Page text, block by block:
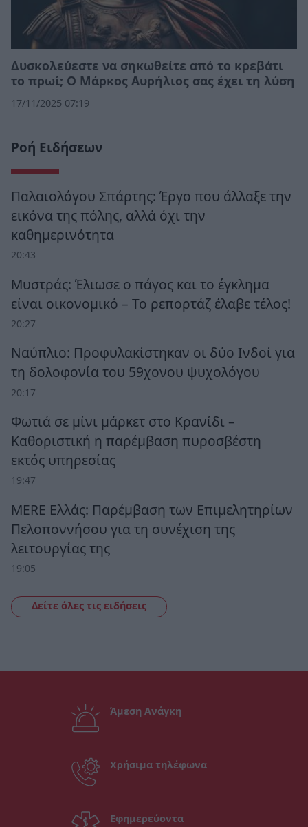
Δυσκολεύεστε να σηκωθείτε από το κρεβάτι
το πρωί; Ο Μάρκος Αυρήλιος σας έχει τη λύση
17/11/2025 07:19
Ροή Ειδήσεων
Παλαιολόγου Σπάρτης: Έργο που άλλαξε την
εικόνα της πόλης, αλλά όχι την
καθημερινότητα
20:43
Μυστράς: Έλιωσε ο πάγος και το έγκλημα
είναι οικονομικό – Το ρεπορτάζ έλαβε τέλος!
20:27
Ναύπλιο: Προφυλακίστηκαν οι δύο Ινδοί για
τη δολοφονία του 59χονου ψυχολόγου
20:17
Φωτιά σε μίνι μάρκετ στο Κρανίδι –
Καθοριστική η παρέμβαση πυροσβέστη
εκτός υπηρεσίας
19:47
MERE Ελλάς: Παρέμβαση των Επιμελητηρίων
Πελοποννήσου για τη συνέχιση της
λειτουργίας της
19:05
Δείτε όλες τις ειδήσεις
Άμεση Ανάγκη
Χρήσιμα τηλέφωνα
Εφημερεύοντα